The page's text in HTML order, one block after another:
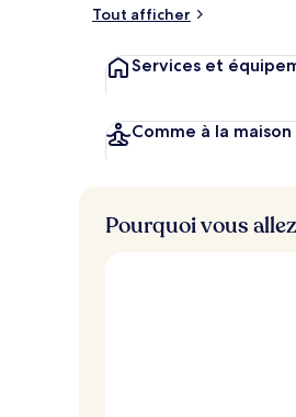
Tout afficher
Services et
Comme à la maison
Pourquoi vous